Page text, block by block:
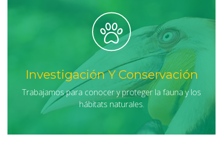
Investigación Y Conservación
Trabajamos para conocer y proteger la fauna y los
hábitats naturales.